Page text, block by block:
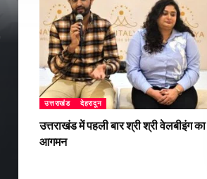
उत्तराखंड देहरादून
उत्तराखंड में पहली बार श्री श्री वेलबीइंग का
आगमन